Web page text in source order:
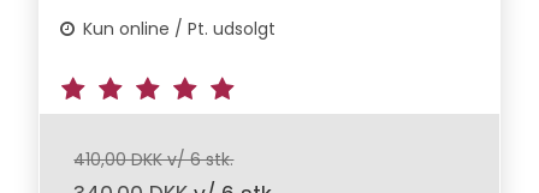
Kun online / Pt. udsolgt
410,00 DKK v/ 6 stk.